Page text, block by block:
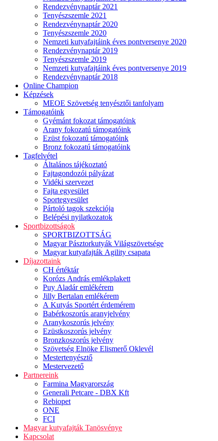
Rendezvénynaptár 2021
Tenyészszemle 2021
Rendezvénynaptár 2020
Tenyészszemle 2020
Nemzeti kutyafajtáink éves pontversenye 2020
Rendezvénynaptár 2019
Tenyészszemle 2019
Nemzeti kutyafajtáink éves pontversenye 2019
Rendezvénynaptár 2018
Online Champion
Képzések
MEOE Szövetség tenyésztői tanfolyam
Támogatóink
Gyémánt fokozat támogatóink
Arany fokozatú támogatóink
Ezüst fokozatú támogatóink
Bronz fokozatú támogatóink
Tagfelvétel
Általános tájékoztató
Fajtagondozói pályázat
Vidéki szervezet
Fajta egyesület
Sportegyesület
Pártoló tagok szekciója
Belépési nyilatkozatok
Sportbizottságok
SPORTBIZOTTSÁG
Magyar Pásztorkutyák Világszövetsége
Magyar kutyafajták Agility csapata
Díjazottaink
CH értéktár
Korózs András emlékplakett
Puy Aladár emlékérem
Jilly Bertalan emlékérem
A Kutyás Sportért érdemérem
Babérkoszorús aranyjelvény
Aranykoszorús jelvény
Ezüstkoszorús jelvény
Bronzkoszorús jelvény
Szövetség Elnöke Elismerő Oklevél
Mestertenyésztő
Mestervezető
Partnereink
Farmina Magyarország
Generali Petcare - DBX Kft
Rebiopet
ONE
FCI
Magyar kutyafajták Tanösvénye
Kapcsolat